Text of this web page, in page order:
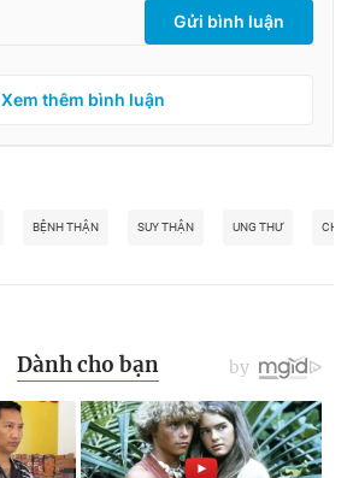
Gửi bình luận
Xem thêm bình luận
BỆNH THẬN SUY THẬN UNG THƯ